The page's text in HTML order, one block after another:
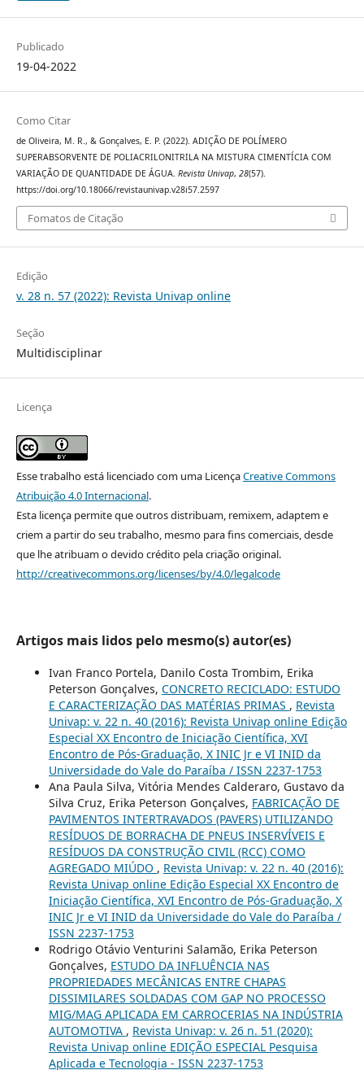
Publicado
19-04-2022
Como Citar
de Oliveira, M. R., & Gonçalves, E. P. (2022). ADIÇÃO DE POLÍMERO
SUPERABSORVENTE DE POLIACRILONITRILA NA MISTURA CIMENTÍCIA COM
VARIAÇÃO DE QUANTIDADE DE ÁGUA. Revista Univap, 28(57).
https://doi.org/10.18066/revistaunivap.v28i57.2597
Fomatos de Citação
Edição
v. 28 n. 57 (2022): Revista Univap online
Seção
Multidisciplinar
Licença
Esse trabalho está licenciado com uma LicençaCreative Commons
Atribuição 4.0 Internacional.
Esta licença permite que outros distribuam, remixem, adaptem e
criem a partir do seu trabalho, mesmo para fins comerciais, desde
que lhe atribuam o devido crédito pela criação original.
http://creativecommons.org/licenses/by/4.0/legalcode
Artigos mais lidos pelo mesmo(s) autor(es)
Ivan Franco Portela, Danilo Costa Trombim, Erika
Peterson Gonçalves, CONCRETO RECICLADO: ESTUDO
E CARACTERIZAÇÃO DAS MATÉRIAS PRIMAS , Revista
Univap: v. 22 n. 40 (2016): Revista Univap online Edição
Especial XX Encontro de Iniciação Científica, XVI
Encontro de Pós-Graduação, X INIC Jr e VI INID da
Universidade do Vale do Paraíba / ISSN 2237-1753
Ana Paula Silva, Vitória Mendes Calderaro, Gustavo da
Silva Cruz, Erika Peterson Gonçalves, FABRICAÇÃO DE
PAVIMENTOS INTERTRAVADOS (PAVERS) UTILIZANDO
RESÍDUOS DE BORRACHA DE PNEUS INSERVÍVEIS E
RESÍDUOS DA CONSTRUÇÃO CIVIL (RCC) COMO
AGREGADO MIÚDO , Revista Univap: v. 22 n. 40 (2016):
Revista Univap online Edição Especial XX Encontro de
Iniciação Científica, XVI Encontro de Pós-Graduação, X
INIC Jr e VI INID da Universidade do Vale do Paraíba /
ISSN 2237-1753
Rodrigo Otávio Venturini Salamão, Erika Peterson
Gonçalves, ESTUDO DA INFLUÊNCIA NAS
PROPRIEDADES MECÂNICAS ENTRE CHAPAS
DISSIMILARES SOLDADAS COM GAP NO PROCESSO
MIG/MAG APLICADA EM CARROCERIAS NA INDÚSTRIA
AUTOMOTIVA , Revista Univap: v. 26 n. 51 (2020):
Revista Univap online EDIÇÃO ESPECIAL Pesquisa
Aplicada e Tecnologia - ISSN 2237-1753